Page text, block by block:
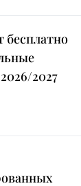
2027